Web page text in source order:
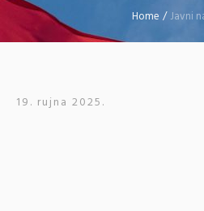
Home /Javni
19. rujna 2025.